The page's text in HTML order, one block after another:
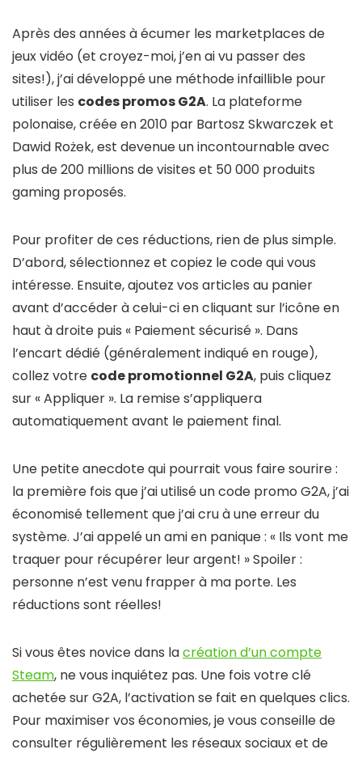
Après des années à écumer les marketplaces de
jeux vidéo (et croyez-moi, j’en ai vu passer des
sites!), j’ai développé une méthode infaillible pour
utiliser les codes promos G2A. La plateforme
polonaise, créée en 2010 par Bartosz Skwarczek et
Dawid Rożek, est devenue un incontournable avec
plus de 200 millions de visites et 50 000 produits
gaming proposés.
Pour profiter de ces réductions, rien de plus simple.
D’abord, sélectionnez et copiez le code qui vous
intéresse. Ensuite, ajoutez vos articles au panier
avant d’accéder à celui-ci en cliquant sur l’icône en
haut à droite puis « Paiement sécurisé ». Dans
l’encart dédié (généralement indiqué en rouge),
collez votre code promotionnel G2A, puis cliquez
sur « Appliquer ». La remise s’appliquera
automatiquement avant le paiement final.
Une petite anecdote qui pourrait vous faire sourire :
la première fois que j’ai utilisé un code promo G2A, j’ai
économisé tellement que j’ai cru à une erreur du
système. J’ai appelé un ami en panique : « Ils vont me
traquer pour récupérer leur argent! » Spoiler :
personne n’est venu frapper à ma porte. Les
réductions sont réelles!
Si vous êtes novice dans lacréation d’un compte
Steam, ne vous inquiétez pas. Une fois votre clé
achetée sur G2A, l’activation se fait en quelques clics.
Pour maximiser vos économies, je vous conseille de
consulter régulièrement les réseaux sociaux et de